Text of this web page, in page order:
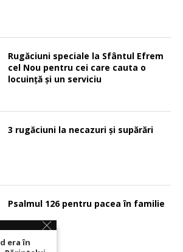
Rugăciuni speciale la Sfântul Efrem
cel Nou pentru cei care cauta o
locuinţă şi un serviciu
3 rugăciuni la necazuri și supărări
Psalmul 126 pentru pacea în familie
era în